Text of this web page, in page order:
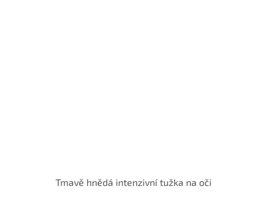
Tmavě hnědá intenzivní tužka na oči